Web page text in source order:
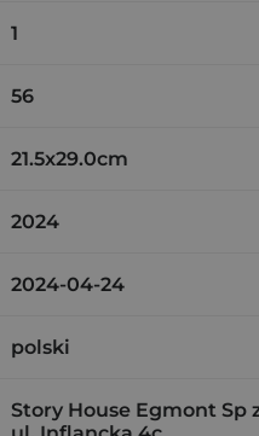
1
56
21.5x29.0cm
2024
2024-04-24
polski
Story House Egmont Sp